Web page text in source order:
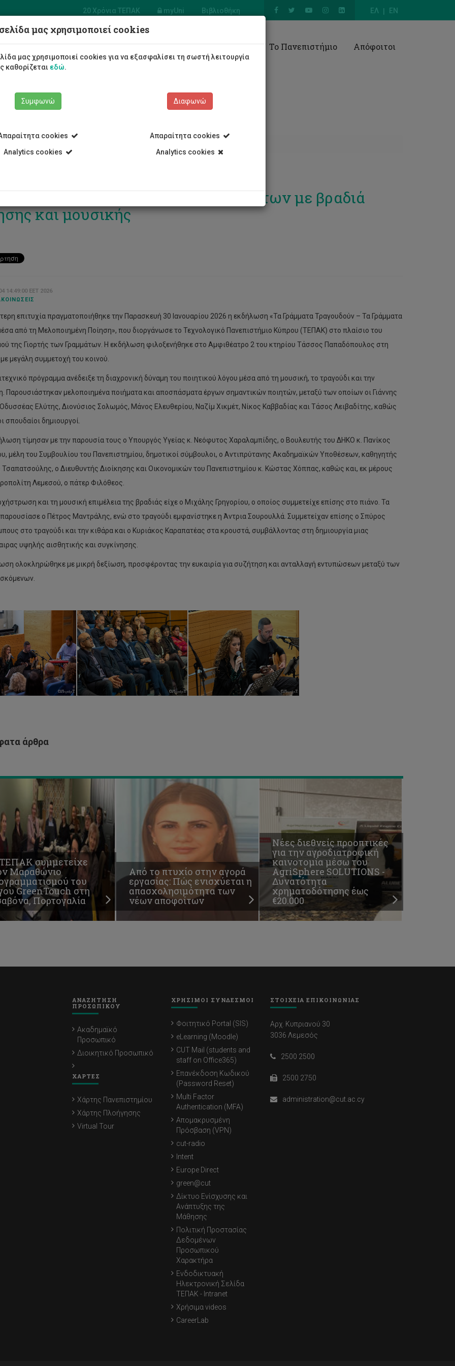
ΕΛ EN
20 Χρόνια ΤΕΠΑΚ myUni Βιβλιοθήκη
Φοιτητές/τριες Σπουδές Έρευνα Το Πανεπιστήμιο Απόφοιτοι
τίμησε τη Γιορτή των Γραμμάτων με βραδιά
και μουσικής
14:49:00 EET 2026
επιτυχία πραγματοποιήθηκε την Παρασκευή 30 Ιανουαρίου 2026 η εκδήλωση «Τα Γράμματα Τραγουδούν – Τα Γράμματα
από τη Μελοποιημένη Ποίηση», που διοργάνωσε το Τεχνολογικό Πανεπιστήμιο Κύπρου (ΤΕΠΑΚ) στο πλαίσιο του
της Γιορτής των Γραμμάτων. Η εκδήλωση φιλοξενήθηκε στο Αμφιθέατρο 2 του κτηρίου Τάσσος Παπαδόπουλος στη
μεγάλη συμμετοχή του κοινού.
πρόγραμμα ανέδειξε τη διαχρονική δύναμη του ποιητικού λόγου μέσα από τη μουσική, το τραγούδι και την
Παρουσιάστηκαν μελοποιημένα ποιήματα και αποσπάσματα έργων σημαντικών ποιητών, μεταξύ των οποίων οι Γιάννης
Ελύτης, Διονύσιος Σολωμός, Μάνος Ελευθερίου, Ναζίμ Χικμέτ, Νίκος Καββαδίας και Τάσος Λειβαδίτης, καθώς
σπουδαίοι δημιουργοί.
τίμησαν με την παρουσία τους ο Υπουργός Υγείας κ. Νεόφυτος Χαραλαμπίδης, ο Βουλευτής του ΔΗΚΟ κ. Πανίκος
μέλη του Συμβουλίου του Πανεπιστημίου, δημοτικοί σύμβουλοι, ο Αντιπρύτανης Ακαδημαϊκών Υποθέσεων, καθηγητής
Τσαπατσούλης, ο Διευθυντής Διοίκησης και Οικονομικών του Πανεπιστημίου κ. Κώστας Χόππας, καθώς και, εκ μέρους
Λεμεσού, ο πάτερ Φιλόθεος.
και τη μουσική επιμέλεια της βραδιάς είχε ο Μιχάλης Γρηγορίου, ο οποίος συμμετείχε επίσης στο πιάνο. Τα
παρουσίασε ο Πέτρος Μαντράλης, ενώ στο τραγούδι εμφανίστηκε η Άντρια Σουρουλλά. Συμμετείχαν επίσης ο Σπύρος
στο τραγούδι και την κιθάρα και ο Κυριάκος Καραπατέας στα κρουστά, συμβάλλοντας στη δημιουργία μιας
υψηλής αισθητικής και συγκίνησης.
ολοκληρώθηκε με μικρή δεξίωση, προσφέροντας την ευκαιρία για συζήτηση και ανταλλαγή εντυπώσεων μεταξύ των
άρθρα
συμμετείχε
Μαραθώνιο
του
GreenTouch στη
Πορτογαλία
Από
το
πτυχίο
στην
αγορά
εργασίας:
Πώς
Από το πτυχίο στην αγορά
εργασίας: Πώς ενισχύεται η
απασχολησιμότητα των
νέων αποφοίτων
Νέες
διεθνείς
προοπτικές
για
την
αγροδιατροφική
καινοτομία
μέσω
του
AgriSphere
Νέες διεθνείς προοπτικές
για την αγροδιατροφική
καινοτομία μέσω του
AgriSphere SOLUTIONS -
Δυνατότητα
χρηματοδότησης έως
€20.000
ΑΝΑΖΗΤΗΣΗ
ΠΡΟΣΩΠΙΚΟΥ
Ακαδημαϊκό
Προσωπικό
Διοικητικό Προσωπικό
ΧΑΡΤΕΣ
Χάρτης Πανεπιστημίου
Χάρτης Πλοήγησης
Virtual Tour
ΧΡΗΣΙΜΟΙ ΣΥΝΔΕΣΜΟΙ
Φοιτητικό Portal (SIS)
eLearning (Moodle)
CUT Mail (students and
staff on Office365)
Επανέκδοση Κωδικού
(Password Reset)
Multi Factor
Authentication (MFA)
Απομακρυσμένη
Πρόσβαση (VPN)
cut-radio
Intent
Europe Direct
green@cut
Δίκτυο Ενίσχυσης και
Ανάπτυξης της
Μάθησης
Πολιτική Προστασίας
Δεδομένων
Προσωπικού
Χαρακτήρα
Ενδοδικτυακή
Ηλεκτρονική Σελίδα
ΤΕΠΑΚ - Intranet
Χρήσιμα videos
CareerLab
ΣΤΟΙΧΕΙΑ ΕΠΙΚΟΙΝΩΝΙΑΣ
Αρχ. Κυπριανού 30
3036 Λεμεσός
2500 2500
2500 2750
administration@cut.ac.cy
μας χρησιμοποιεί cookies
μας χρησιμοποιεί cookies για να εξασφαλίσει τη σωστή λειτουργία
καθορίζεται εδώ.
Συμφωνώ
cookies
Analytics cookies
Διαφωνώ
Απαραίτητα cookies
Analytics cookies